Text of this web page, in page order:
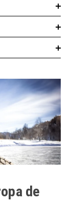
de